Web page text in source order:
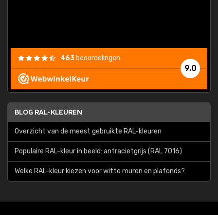
9,0
463 beoordelingen
BLOG RAL-KLEUREN
Overzicht van de meest gebruikte RAL-kleuren
Populaire RAL-kleur in beeld: antracietgrijs (RAL 7016)
Welke RAL-kleur kiezen voor witte muren en plafonds?